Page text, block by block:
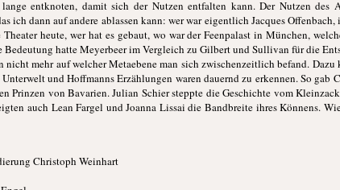
lange entknoten, damit sich der Nutzen entfalten kann. Der Nutzen des
ich dann auf andere ablassen kann: wer war eigentlich Jacques
heute, wer hat es gebaut, wo war der Feenpalast in München,
Bedeutung hatte Meyerbeer im Vergleich zu Gilbert und Sullivan für die
nicht mehr auf welcher Metaebene man sich zwischenzeitlich befand.
und Hoffmanns Erzählungen waren dauernd zu erkennen. So
Prinzen von Bavarien. Julian Schier steppte die Geschichte vom
auch Lean Fargel und Joanna Lissai die Bandbreite ihres Könnens.
Christoph Weinhart